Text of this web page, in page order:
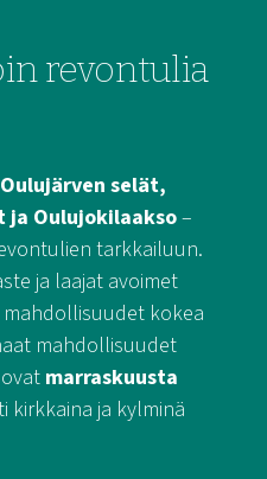
revontulia
Oulujärven selät,
ja Oulujokilaakso–
tarkkailuun.
ja laajat avoimet
kokea
mahdollisuudet
marraskuusta
kirkkaina ja kylminä